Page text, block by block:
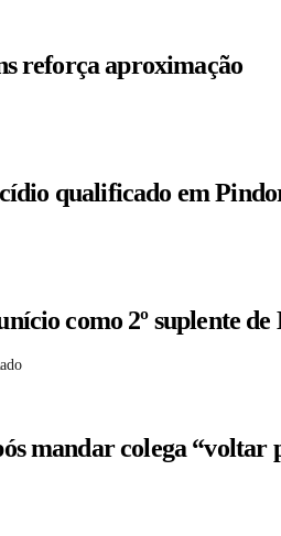
reforça aproximação
qualificado em
como 2º suplente
mandar colega “voltar